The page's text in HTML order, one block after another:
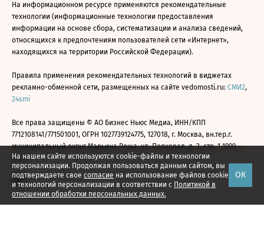
На нашем сайте используются cookie-файлы и технологии
персонализации. Продолжая пользоваться данным сайтом, вы
подтверждаете свое согласие на использование файлов cookie
и технологий персонализации в соответствии с Политикой в
отношении обработки персональных данных.
ОК
На информационном ресурсе применяются рекомендательные
технологии (информационные технологии предоставления
информации на основе сбора, систематизации и анализа сведений,
относящихся к предпочтениям пользователей сети «Интернет»,
находящихся на территории Российской Федерации).
Правила применения рекомендательных технологий в виджетах
рекламно-обменной сети, размещенных на сайте vedomosti.ru: СМИ2,
24smi
Все права защищены © АО Бизнес Ньюс Медиа, ИНН/КПП
7712108141/771501001, ОГРН 1027739124775, 127018, г. Москва, вн.тер.г.
муниципальный округ Марьина Роща, ул. Полковая, д. 3, стр. 1 1999—
2026